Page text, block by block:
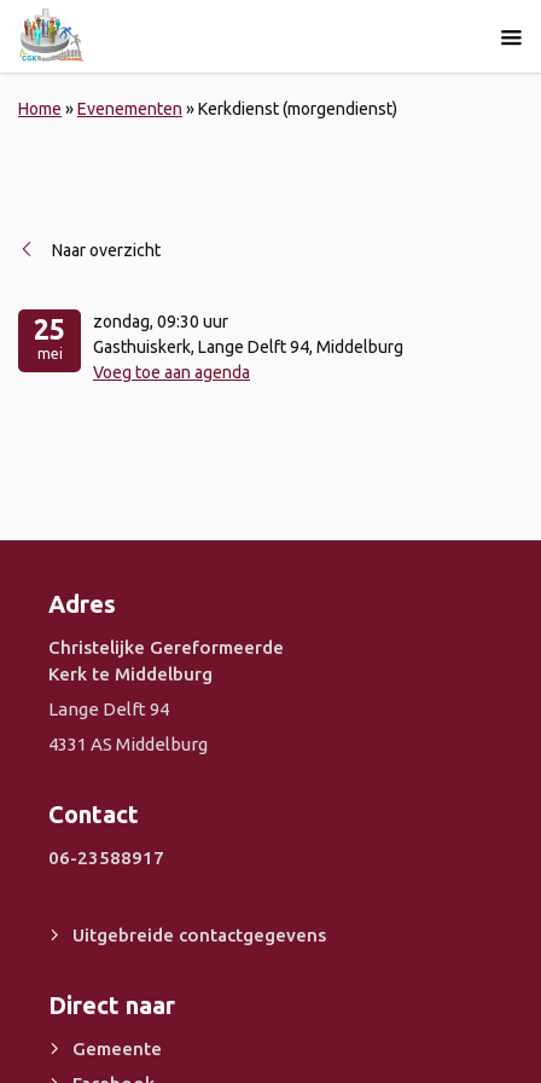
Home »Evenementen »Kerkdienst (morgendienst)
Naar overzicht
25
mei
zondag, 09:30 uur
Gasthuiskerk, Lange Delft 94, Middelburg
Voeg toe aan agenda
Adres
Christelijke Gereformeerde
Kerk te Middelburg
Lange Delft 94
4331 AS Middelburg
Contact
06-23588917
Uitgebreide contactgegevens
Direct naar
Gemeente